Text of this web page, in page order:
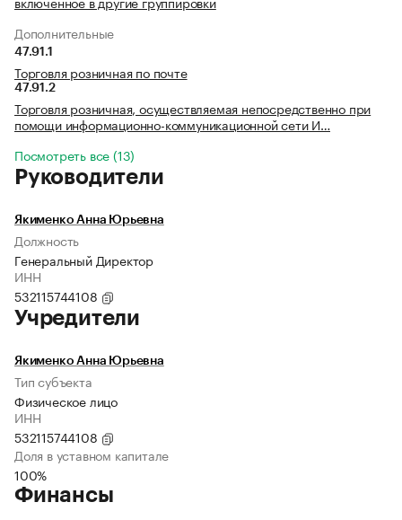
Дополнительные
47.91.1
Торговля розничная по почте
47.91.2
Торговля розничная, осуществляемая непосредственно при
помощи информационно-коммуникационной сети И…
Посмотреть все (13)
Руководители
Якименко Анна Юрьевна
Должность
Генеральный Директор
ИНН
532115744108
Учредители
Якименко Анна Юрьевна
Тип субъекта
Физическое лицо
ИНН
532115744108
Доля в уставном капитале
100%
Финансы